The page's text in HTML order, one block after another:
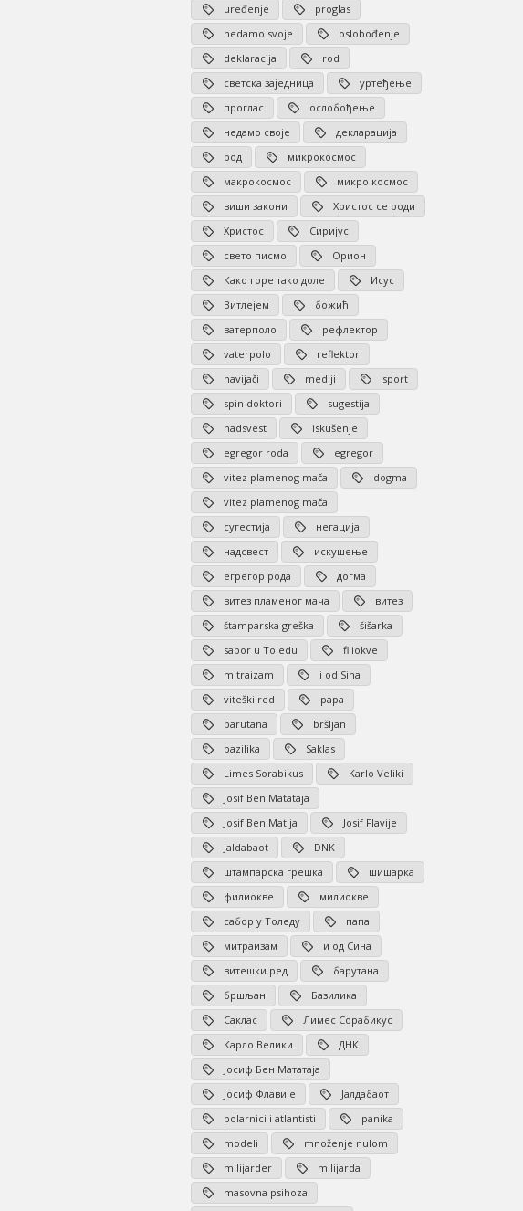
uređenje
proglas
nedamo svoje
oslobođenje
deklaracija
rod
светска заједница
уртеђење
проглас
ослобођење
недамо своје
декларација
род
микрокосмос
макрокосмос
микро космос
виши закони
Христос се роди
Христос
Сиријус
свето писмо
Орион
Како горе тако доле
Исус
Витлејем
божић
ватерполо
рефлектор
vaterpolo
reflektor
navijači
mediji
sport
spin doktori
sugestija
nadsvest
iskušenje
egregor roda
egregor
vitez plamenog mača
dogma
vitez plamenog mača
сугестија
негација
надсвест
искушење
егрегор рода
догма
витез пламеног мача
витез
štamparska greška
šišarka
sabor u Toledu
filiokve
mitraizam
i od Sina
viteški red
papa
barutana
bršljan
bazilika
Saklas
Limes Sorabikus
Karlo Veliki
Josif Ben Matataja
Josif Ben Matija
Josif Flavije
Jaldabaot
DNK
штампарска грешка
шишарка
филиокве
милиокве
сабор у Толеду
папа
митраизам
и од Сина
витешки ред
барутана
бршљан
Базилика
Саклас
Лимес Сорабикус
Карло Велики
ДНК
Јосиф Бен Мататаја
Јосиф Флавије
Јалдабаот
polarnici i atlantisti
panika
modeli
množenje nulom
milijarder
milijarda
masovna psihoza